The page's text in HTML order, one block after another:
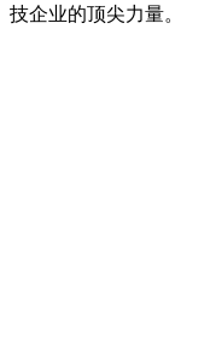
技企业的顶尖力量。